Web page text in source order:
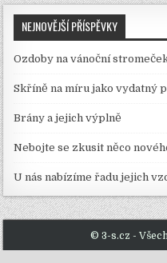
NEJNOVĚJŠÍ PŘÍSPĚVKY
Ozdoby na vánoční
Skříně na míru jako vydatný
Brány a jejich výplně
Nebojte se zkusit něco
U nás nabízíme řadu jejich
© 3-s.cz -